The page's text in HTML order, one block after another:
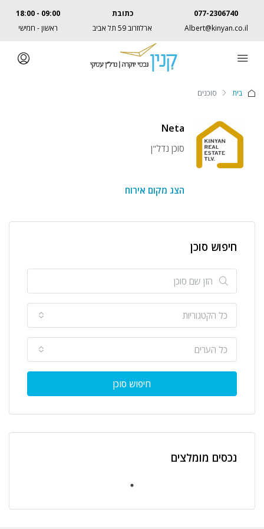
077-2306740
Albert@kinyan.co.il
כתובת
ארלוזרוב 59 תל אביב
09:00 - 18:00
ראשון - חמישי
בית סוכנים
Neta
סוכן נדל"ן
הצג מקום אירוח
חיפוש סוכן
כל הקטגוריות
כל הערים
חיפוש סוכן
נכסים מומלצים